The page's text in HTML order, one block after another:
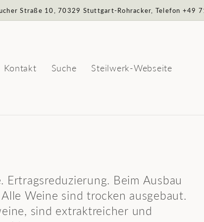
Straße 10, 70329 Stuttgart-Rohracker, Telefon +49
Kontakt Suche Steilwerk-Webseite
Beim Ausbau
Weine sind trocken ausgebaut.
sind extraktreicher und